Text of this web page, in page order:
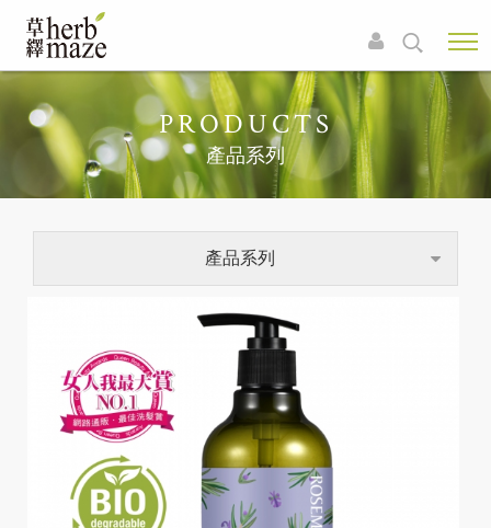
PRODUCTS
產品系列
產品系列